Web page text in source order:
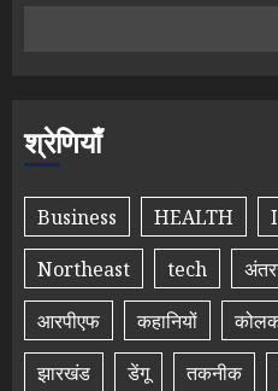
श्रेणियाँ
Business HEALTH
Northeast
tech
आरपीएफ
कहानियों
झारखंड
डेंगू तकनीक